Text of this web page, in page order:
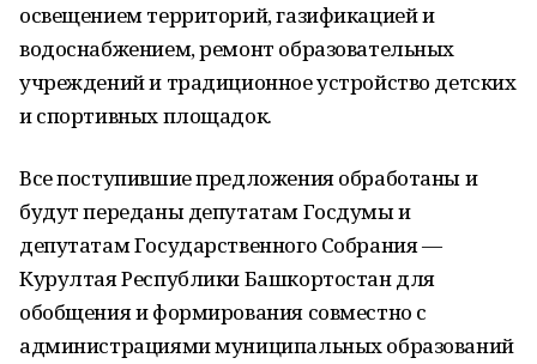
освещением территорий, газификацией и
водоснабжением, ремонт образовательных
учреждений и традиционное устройство детских
и спортивных площадок.
Все поступившие предложения обработаны и
будут переданы депутатам Госдумы и
депутатам Государственного Собрания —
Курултая Республики Башкортостан для
обобщения и формирования совместно с
администрациями муниципальных образований